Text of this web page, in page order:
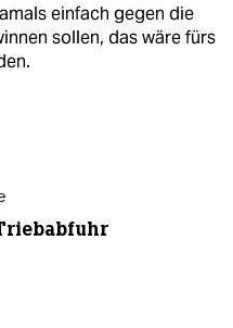
einfach gegen die
sollen, das wäre fürs